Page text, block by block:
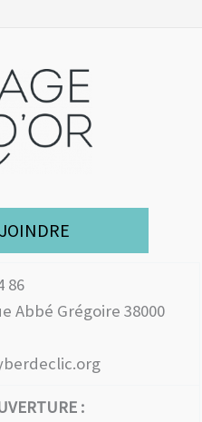
86
Abbé Grégoire 38000
: